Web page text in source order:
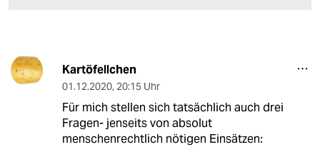
Kartöfellchen
01.12.2020, 20:15 Uhr
Für mich stellen sich tatsächlich auch drei
Fragen- jenseits von absolut
menschenrechtlich nötigen Einsätzen: